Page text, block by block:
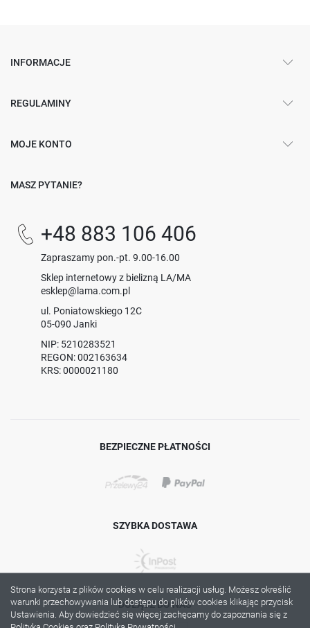
INFORMACJE
REGULAMINY
MOJE KONTO
MASZ PYTANIE?
+48 883 106 406
Zapraszamy pon.-pt. 9.00-16.00
Sklep internetowy z bielizną LA/MA
esklep@lama.com.pl
ul. Poniatowskiego 12C
05-090 Janki
NIP: 5210283521
REGON: 002163634
KRS: 0000021180
BEZPIECZNE PŁATNOŚCI
SZYBKA DOSTAWA
DOŁĄCZ DO NAS
Strona korzysta z plików cookies w celu realizacji usług. Możesz określić
warunki przechowywania lub dostępu do plików cookies klikając przycisk
Ustawienia. Aby dowiedzieć się więcej zachęcamy do zapoznania się z